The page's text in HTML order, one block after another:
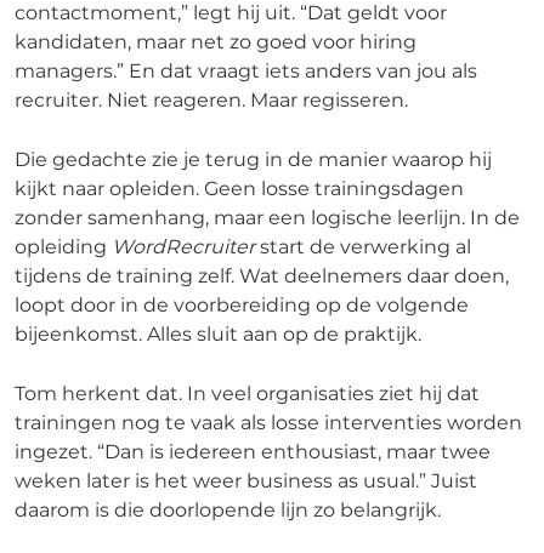
contactmoment,” legt hij uit. “Dat geldt voor
kandidaten, maar net zo goed voor hiring
managers.” En dat vraagt iets anders van jou als
recruiter. Niet reageren. Maar regisseren.
Die gedachte zie je terug in de manier waarop hij
kijkt naar opleiden. Geen losse trainingsdagen
zonder samenhang, maar een logische leerlijn. In de
opleiding WordRecruiterstart de verwerking al
tijdens de training zelf. Wat deelnemers daar doen,
loopt door in de voorbereiding op de volgende
bijeenkomst. Alles sluit aan op de praktijk.
Tom herkent dat. In veel organisaties ziet hij dat
trainingen nog te vaak als losse interventies worden
ingezet. “Dan is iedereen enthousiast, maar twee
weken later is het weer business as usual.” Juist
daarom is die doorlopende lijn zo belangrijk.